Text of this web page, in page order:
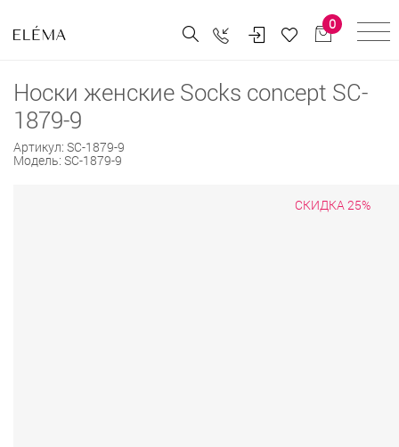
0
Носки женские Socks concept SC-
1879-9
Артикул: SC-1879-9
Модель: SC-1879-9
СКИДКА 25%